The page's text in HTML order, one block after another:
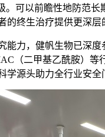
。可以前瞻性地防范长
的终生治疗提供更深层
能力，健帆生物已深度
（二甲基乙酰胺）等
学源头助力全行业安全